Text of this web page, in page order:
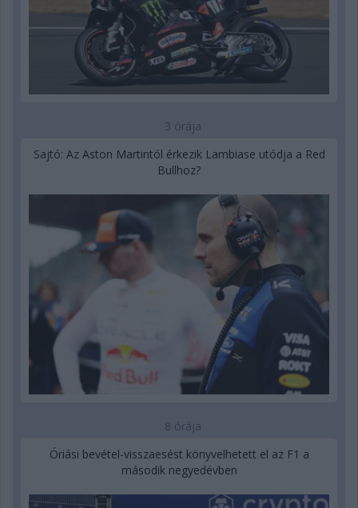
3 órája
Sajtó: Az Aston Martintól érkezik Lambiase utódja a Red
Bullhoz?
8 órája
Óriási bevétel-visszaesést könyvelhetett el az F1 a
második negyedévben